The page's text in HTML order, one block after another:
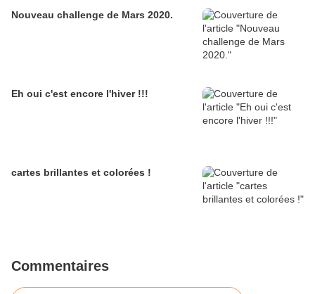
Nouveau challenge de Mars 2020.
Eh oui c'est encore l'hiver !!!
cartes brillantes et colorées !
Commentaires